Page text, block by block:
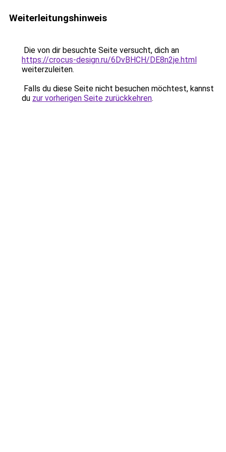
Weiterleitungshinweis
Die von dir besuchte Seite versucht, dich an
https://crocus-design.ru/6DvBHCH/DE8n2je.html
weiterzuleiten.
Falls du diese Seite nicht besuchen möchtest, kannst
du zur vorherigen Seite zurückkehren.